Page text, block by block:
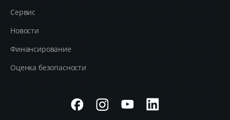
Сервис
Новости
Финансирование
Оценка безопасности